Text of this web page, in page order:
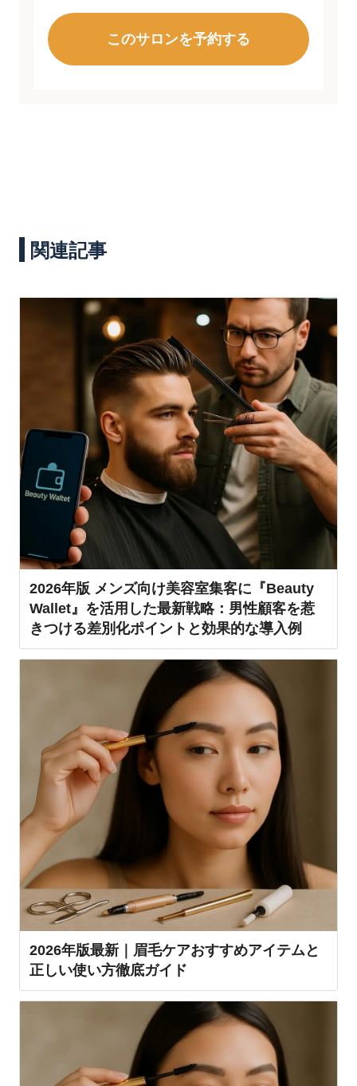
このサロンを予約する
関連記事
2026年版 メンズ向け美容室集客に『Beauty
Wallet』を活用した最新戦略：男性顧客を惹
きつける差別化ポイントと効果的な導入例
2026年版最新｜眉毛ケアおすすめアイテムと
正しい使い方徹底ガイド